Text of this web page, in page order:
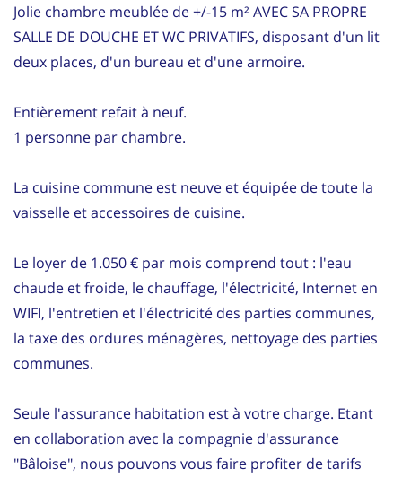
Jolie chambre meublée de +/-15 m² AVEC SA PROPRE
SALLE DE DOUCHE ET WC PRIVATIFS, disposant d'un lit
deux places, d'un bureau et d'une armoire.
Entièrement refait à neuf.
1 personne par chambre.
La cuisine commune est neuve et équipée de toute la
vaisselle et accessoires de cuisine.
Le loyer de 1.050 € par mois comprend tout : l'eau
chaude et froide, le chauffage, l'électricité, Internet en
WIFI, l'entretien et l'électricité des parties communes,
la taxe des ordures ménagères, nettoyage des parties
communes.
Seule l'assurance habitation est à votre charge. Etant
en collaboration avec la compagnie d'assurance
"Bâloise", nous pouvons vous faire profiter de tarifs